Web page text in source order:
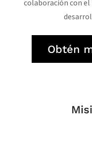
colaboración con
Obtén